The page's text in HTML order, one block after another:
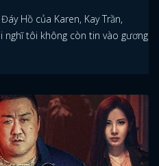
Hồ của Karen, Kay Trần,
nghĩ tôi không còn tin vào gương